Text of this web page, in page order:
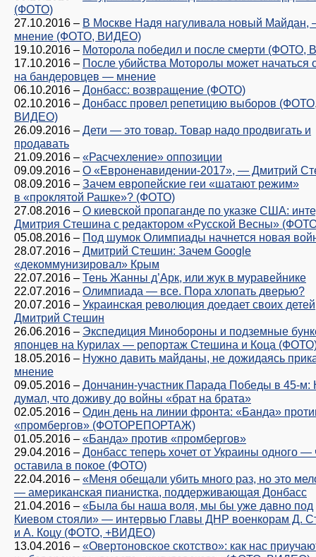
(ФОТО)
27.10.2016 – В Москве Надя нагуливала новый Майдан,
мнение (ФОТО, ВИДЕО)
19.10.2016 – Моторола победил и после смерти (ФОТО,
17.10.2016 – После убийства Моторолы может начаться
на бандеровцев — мнение
06.10.2016 – Донбасс: возвращение (ФОТО)
02.10.2016 – Донбасс провел репетицию выборов
ВИДЕО)
26.09.2016 – Дети — это товар. Товар надо продвигать и
продавать
21.09.2016 – «Расчехление» оппозиции
09.09.2016 – О «Евроненавидении-2017», — Дмитрий
08.09.2016 – Зачем европейские геи «шатают режим»
в «проклятой Рашке»? (ФОТО)
27.08.2016 – О киевской пропаганде по указке США:
Дмитрия Стешина с редактором «Русской Весны»
05.08.2016 – Под шумок Олимпиады начнется новая
28.07.2016 – Дмитрий Стешин: Зачем Google
«декоммунизировал» Крым
22.07.2016 – Тень Жанны д’Арк, или жук в муравейнике
22.07.2016 – Олимпиада — все. Пора хлопать дверью?
20.07.2016 – Украинская революция доедает своих
Дмитрий Стешин
26.06.2016 – Экспедиция Минобороны и подземные
японцев на Курилах — репортаж Стешина и Коца
18.05.2016 – Нужно давить майданы, не дожидаясь
мнение
09.05.2016 – Дончанин-участник Парада Победы в 45-м:
думал, что доживу до войны «брат на брата»
02.05.2016 – Один день на линии фронта: «Банда»
«промбергов» (ФОТОРЕПОРТАЖ)
01.05.2016 – «Банда» против «промбергов»
29.04.2016 – Донбасс теперь хочет от Украины одного —
оставила в покое (ФОТО)
22.04.2016 – «Меня обещали убить много раз, но это
— американская пианистка, поддерживающая Донбасс
21.04.2016 – «Была бы наша воля, мы бы уже давно под
Киевом стояли» — интервью Главы ДНР военкорам Д.
и А. Коцу (ФОТО, +ВИДЕО)
13.04.2016 – «Овертоновское скотство»: как нас